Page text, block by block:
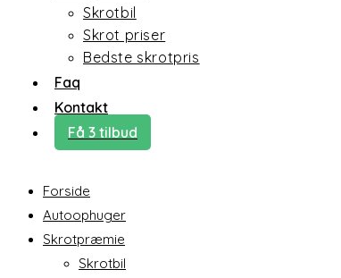
Skrotbil
Skrot priser
Bedste skrotpris
Faq
Kontakt
Få 3 tilbud
Forside
Autoophuger
Skrotpræmie
Skrotbil